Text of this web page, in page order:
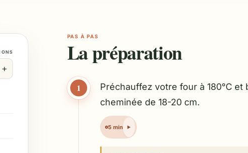
+
PAS À PAS
La préparation
1
Préchauffez votre four à 180°C
cheminée de 18-20 cm.
5 min